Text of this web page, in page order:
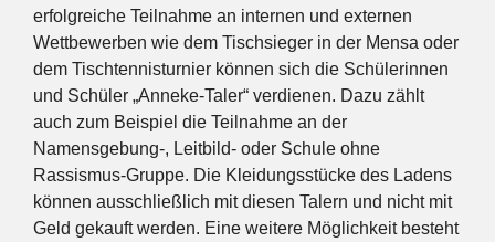
erfolgreiche Teilnahme an internen und externen
Wettbewerben wie dem Tischsieger in der Mensa oder
dem Tischtennisturnier können sich die Schülerinnen
und Schüler „Anneke-Taler“ verdienen. Dazu zählt
auch zum Beispiel die Teilnahme an der
Namensgebung-, Leitbild- oder Schule ohne
Rassismus-Gruppe. Die Kleidungsstücke des Ladens
können ausschließlich mit diesen Talern und nicht mit
Geld gekauft werden. Eine weitere Möglichkeit besteht